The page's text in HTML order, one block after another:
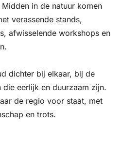
in de natuur komen
verassende stands,
afwisselende workshops en
dichter bij elkaar, bij de
eerlijk en duurzaam zijn.
de regio voor staat, met
en trots.